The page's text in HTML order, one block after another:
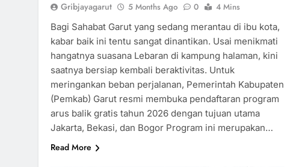
Gribjayagarut 5 Months Ago 0
4 Mins
Bagi Sahabat Garut yang sedang merantau di ibu kota,
kabar baik ini tentu sangat dinantikan. Usai menikmati
hangatnya suasana Lebaran di kampung halaman, kini
saatnya bersiap kembali beraktivitas. Untuk
meringankan beban perjalanan, Pemerintah Kabupaten
(Pemkab) Garut resmi membuka pendaftaran program
arus balik gratis tahun 2026 dengan tujuan utama
Jakarta, Bekasi, dan Bogor Program ini merupakan…
Read More